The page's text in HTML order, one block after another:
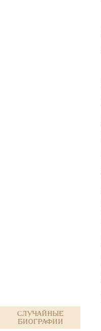
Случайные
биографии